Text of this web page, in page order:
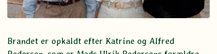
Brandet er opkaldt efter Katrine og Alfred